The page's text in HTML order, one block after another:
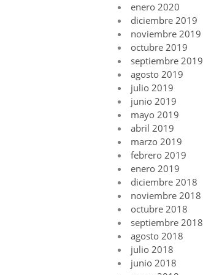
enero 2020
diciembre 2019
noviembre 2019
octubre 2019
septiembre 2019
agosto 2019
julio 2019
junio 2019
mayo 2019
abril 2019
marzo 2019
febrero 2019
enero 2019
diciembre 2018
noviembre 2018
octubre 2018
septiembre 2018
agosto 2018
julio 2018
junio 2018